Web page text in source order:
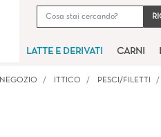
LATTE E DERIVATI CARNI
NEGOZIO ITTICO PESCI/FILETTI